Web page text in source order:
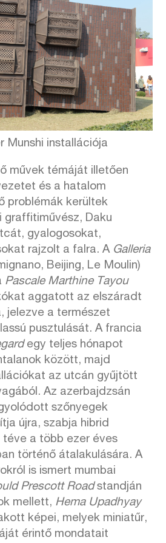
Munshi installációja
művek témáját illetően
és a hatalom
problémák kerültek
graffitiművész, Daku
gyalogosokat,
rajzolt a falra. AGalleria
Beijing, Le Moulin)
Pascale Marthine Tayou
aggatott az elszáradt
jelezve a természet
pusztulását. A francia
egy teljes hónapot
között, majd
az utcán gyűjtött
Az azerbajdzsán
szőnyegek
újra, szabja hibrid
a több ezer éves
történő átalakulására. A
is ismert mumbai
Prescott Roadstandján
mellett, Hema Upadhyay
képei, melyek miniatűr,
érintő mondatait